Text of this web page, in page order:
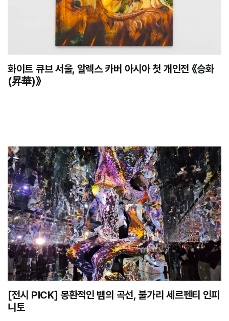
화이트 큐브 서울, 알렉스 카버 아시아 첫 개인전 《승화
(昇華)》
[전시 PICK] 몽환적인 뱀의 곡선, 불가리 세르펜티 인피
니토